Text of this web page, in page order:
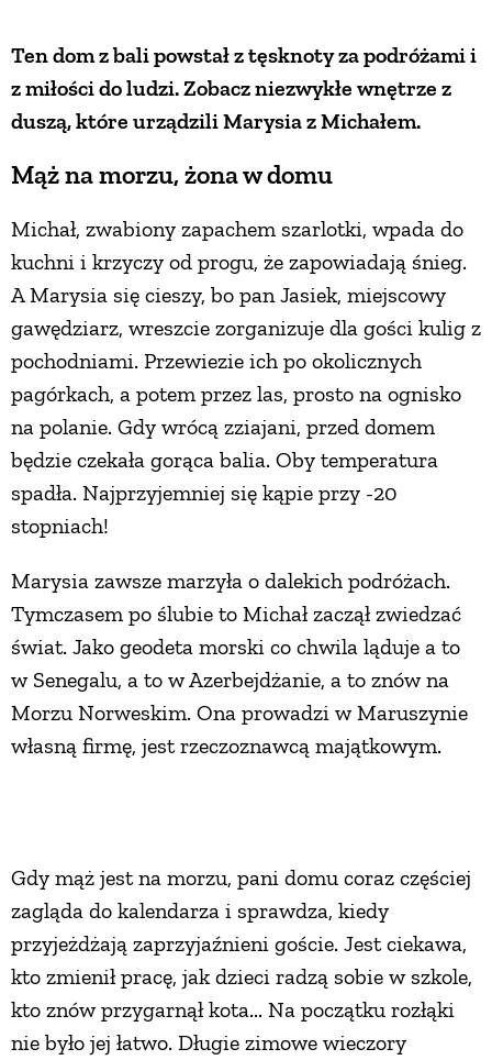
Ten dom z bali powstał z tęsknoty za podróżami i
z miłości do ludzi. Zobacz niezwykłe wnętrze z
duszą, które urządzili Marysia z Michałem.
Mąż na morzu, żona w domu
Michał, zwabiony zapachem szarlotki, wpada do
kuchni i krzyczy od progu, że zapowiadają śnieg.
A Marysia się cieszy, bo pan Jasiek, miejscowy
gawędziarz, wreszcie zorganizuje dla gości kulig z
pochodniami. Przewiezie ich po okolicznych
pagórkach, a potem przez las, prosto na ognisko
na polanie. Gdy wrócą zziajani, przed domem
będzie czekała gorąca balia. Oby temperatura
spadła. Najprzyjemniej się kąpie przy -20
stopniach!
Marysia zawsze marzyła o dalekich podróżach.
Tymczasem po ślubie to Michał zaczął zwiedzać
świat. Jako geodeta morski co chwila ląduje a to
w Senegalu, a to w Azerbejdżanie, a to znów na
Morzu Norweskim. Ona prowadzi w Maruszynie
własną firmę, jest rzeczoznawcą majątkowym.
Gdy mąż jest na morzu, pani domu coraz częściej
zagląda do kalendarza i sprawdza, kiedy
przyjeżdżają zaprzyjaźnieni goście. Jest ciekawa,
kto zmienił pracę, jak dzieci radzą sobie w szkole,
kto znów przygarnął kota... Na początku rozłąki
nie było jej łatwo. Długie zimowe wieczory
ZWIERZĘTA W NATURZE
GRZYBY
KRAJOBRAZ
RĘKODZIEŁO
RZEMIOSŁO
ZWYCZAJE
ZRÓB TO SAM
ŚNIADANIA
PRZYSTAWKI
ZUPY
CIASTA I DESERY
DODATKI
PRZETWORY